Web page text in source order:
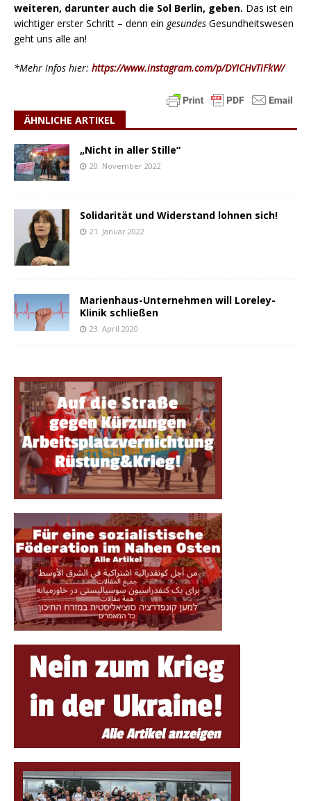
weiteren, darunter auch die Sol Berlin, geben. Das ist ein
wichtiger erster Schritt – denn ein gesundes Gesundheitswesen
geht uns alle an!
*Mehr Infos hier: https://www.instagram.com/p/DYICHvTiFkW/
ÄHNLICHE ARTIKEL
„Nicht in aller Stille“
20. November 2022
Solidarität und Widerstand lohnen sich!
21. Januar 2022
Marienhaus-Unternehmen will Loreley-
Klinik schließen
23. April 2020